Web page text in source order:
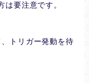
要注意です。
トリガー発動を待